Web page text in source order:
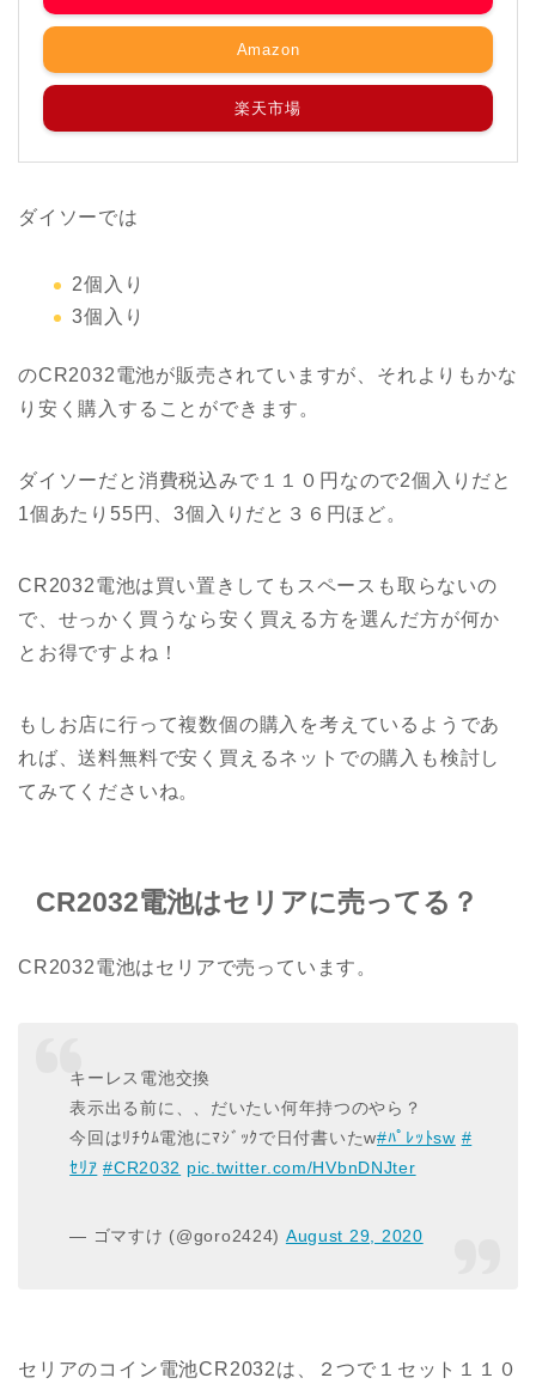
Amazon
楽天市場
ダイソーでは
2個入り
3個入り
のCR2032電池が販売されていますが、それよりもかな
り安く購入することができます。
ダイソーだと消費税込みで１１０円なので2個入りだと
1個あたり55円、3個入りだと３６円ほど。
CR2032電池は買い置きしてもスペースも取らないの
で、せっかく買うなら安く買える方を選んだ方が何か
とお得ですよね！
もしお店に行って複数個の購入を考えているようであ
れば、送料無料で安く買えるネットでの購入も検討し
てみてくださいね。
CR2032電池はセリアに売ってる？
CR2032電池はセリアで売っています。
キーレス電池交換
表示出る前に、、だいたい何年持つのやら？
今回はﾘﾁｳﾑ電池にﾏｼﾞｯｸで日付書いたw#ﾊﾟﾚｯﾄsw #
ｾﾘｱ #CR2032 pic.twitter.com/HVbnDNJter
— ゴマすけ (@goro2424) August 29, 2020
セリアのコイン電池CR2032は、２つで１セット１１０